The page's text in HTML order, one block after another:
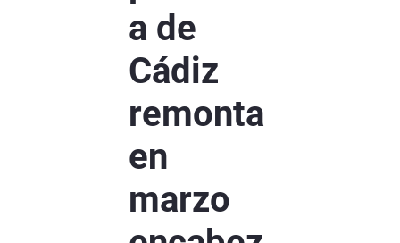
a de
Cádiz
remonta
en
marzo